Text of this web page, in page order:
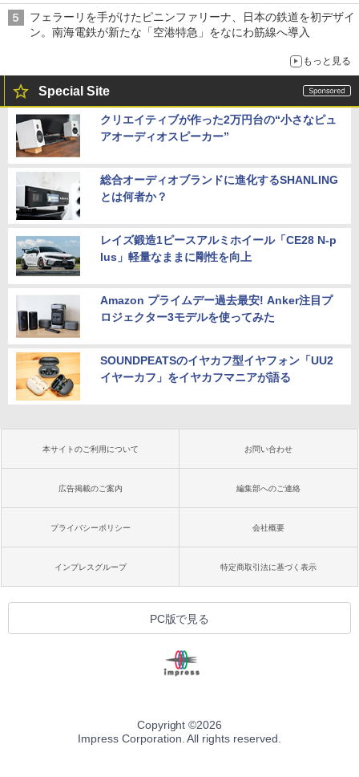
フェラーリを手がけたピニンファリーナ、日本の鉄道を初デザイ
ン。南海電鉄が新たな「空港特急」をなにわ筋線へ導入
もっと見る
Special Site
クリエイティブが作った2万円台の“小さなピュ
アオーディオスピーカー”
総合オーディオブランドに進化するSHANLING
とは何者か？
レイズ鍛造1ピースアルミホイール「CE28 N-p
lus」軽量なままに剛性を向上
Amazon プライムデー過去最安! Anker注目プ
ロジェクター3モデルを使ってみた
SOUNDPEATSのイヤカフ型イヤフォン「UU2
イヤーカフ」をイヤカフマニアが語る
本サイトのご利用について お問い合わせ
広告掲載のご案内 編集部へのご連絡
プライバシーポリシー 会社概要
インプレスグループ 特定商取引法に基づく表示
PC版で見る
Copyright ©2026
Impress Corporation. All rights reserved.